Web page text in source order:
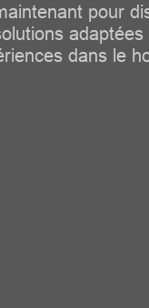
pour
dans le